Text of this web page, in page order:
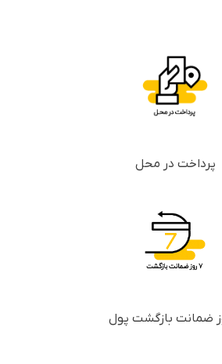
پرداخت در محل